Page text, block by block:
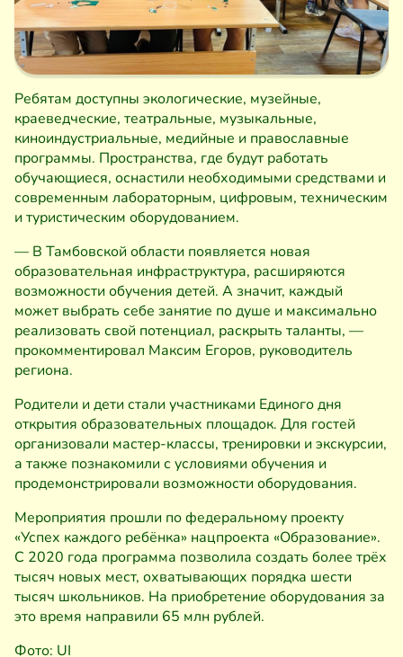
Ребятам доступны экологические, музейные,
краеведческие, театральные, музыкальные,
киноиндустриальные, медийные и православные
программы. Пространства, где будут работать
обучающиеся, оснастили необходимыми средствами и
современным лабораторным, цифровым, техническим
и туристическим оборудованием.
— В Тамбовской области появляется новая
образовательная инфраструктура, расширяются
возможности обучения детей. А значит, каждый
может выбрать себе занятие по душе и максимально
реализовать свой потенциал, раскрыть таланты, —
прокомментировал Максим Егоров, руководитель
региона.
Родители и дети стали участниками Единого дня
открытия образовательных площадок. Для гостей
организовали мастер-классы, тренировки и экскурсии,
а также познакомили с условиями обучения и
продемонстрировали возможности оборудования.
Мероприятия прошли по федеральному проекту
«Успех каждого ребёнка» нацпроекта «Образование».
С 2020 года программа позволила создать более трёх
тысяч новых мест, охватывающих порядка шести
тысяч школьников. На приобретение оборудования за
это время направили 65 млн рублей.
Фото: UI